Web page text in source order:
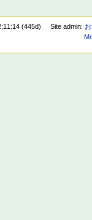
(445d) Site admin: